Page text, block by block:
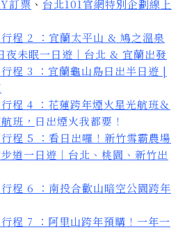
訂票 、 台北101官網特別企劃線上
程 2 ：宜蘭太平山 & 鳩之溫泉
夜未眠一日遊｜台北 & 宜蘭出發
程 3 ：宜蘭龜山島日出半日遊 |
程 4 ：花蓮跨年煙火星光航班＆
班， 日出煙火我都要！
程 5 ：看日出囉！新竹雪霸農場
道一日遊｜台北、桃園、新竹出
程 6 ：南投合歡山暗空公園跨年
程 7 ：阿里山跨年預購！一年一